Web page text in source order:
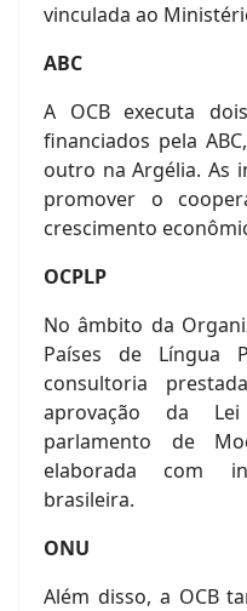
vinculada ao
ABC
A OCB executa
financiados pela
outro na Argélia. As
promover o
crescimento
OCPLP
No âmbito da
Países de Língua
consultoria
aprovação da
parlamento de
elaborada com
brasileira.
ONU
Além disso, a OCB